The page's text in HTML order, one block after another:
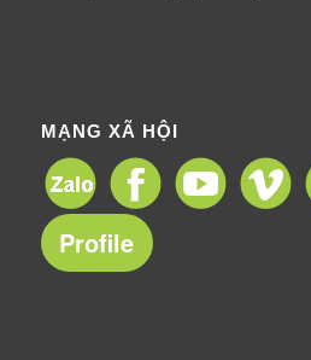
MẠNG XÃ HỘI
Profile